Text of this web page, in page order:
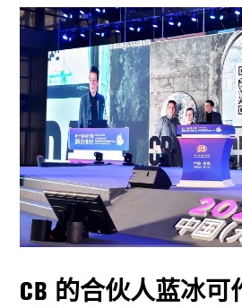
CB 的合伙人蓝冰